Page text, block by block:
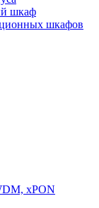
шкаф
шкафов
xPON